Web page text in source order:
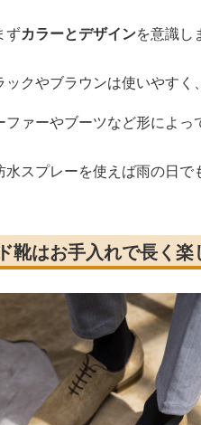
ずカラーとデザインを意識し
ックやブラウンは使いやす
ファーやブーツなど形によ
水スプレーを使えば雨の日で
靴はお手入れで長く楽